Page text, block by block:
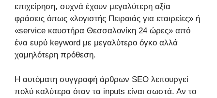
επιχείρηση, συχνά έχουν μεγαλύτερη αξία
φράσεις όπως «λογιστής Πειραιάς για εταιρείες» ή
«service καυστήρα Θεσσαλονίκη 24 ώρες» από
ένα ευρύ keyword με μεγαλύτερο όγκο αλλά
χαμηλότερη πρόθεση.
Η αυτόματη συγγραφή άρθρων SEO λειτουργεί
πολύ καλύτερα όταν τα inputs είναι σωστά. Αν το